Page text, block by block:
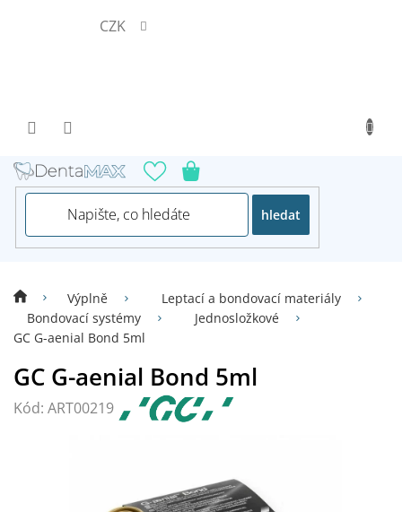
CZK
hledat
Výplně
Leptací a bondovací materiály
Bondovací systémy
Jednosložkové
GC G-aenial Bond 5ml
GC G-aenial Bond 5ml
Kód: ART00219